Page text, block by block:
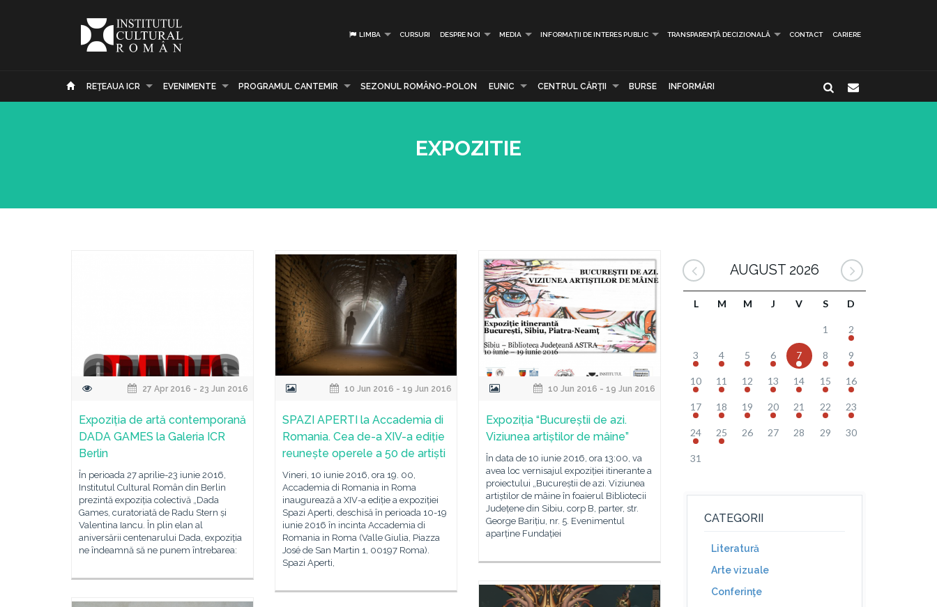
LIMBA CURSURI DESPRE NOI MEDIA INFORMAȚII DE INTERES PUBLIC TRANSPARENȚĂ DECIZIONALĂ CONTACT CARIERE
REŢEAUA ICR EVENIMENTE PROGRAMUL CANTEMIR SEZONUL ROMÂNO-POLON EUNIC CENTRUL CĂRŢII BURSE INFORMĂRI
EXPOZITIE
27 Apr 2016 - 23 Jun 2016
Expoziția de artă contemporană
DADA GAMES la Galeria ICR
Berlin
În perioada 27 aprilie-23 iunie 2016,
Institutul Cultural Român din Berlin
prezintă expoziția colectivă „Dada
Games, curatoriată de Radu Stern și
Valentina Iancu. În plin elan al
aniversării centenarului Dada, expoziția
ne îndeamnă să ne punem întrebarea:
10 Jun 2016 - 19 Jun 2016
SPAZI APERTI la Accademia di
Romania. Cea de-a XIV-a ediție
reunește operele a 50 de artiști
Vineri, 10 iunie 2016, ora 19. 00,
Accademia di Romania in Roma
inaugurează a XIV-a ediție a expoziției
Spazi Aperti, deschisă în perioada 10-19
iunie 2016 în incinta Accademia di
Romania in Roma (Valle Giulia, Piazza
José de San Martin 1, 00197 Roma).
Spazi Aperti,
10 Jun 2016 - 19 Jun 2016
Expoziția “Bucureștii de azi.
Viziunea artiștilor de mâine”
În data de 10 iunie 2016, ora 13:00, va
avea loc vernisajul expoziției itinerante a
proiectului „Bucureștii de azi. Viziunea
artiștilor de mâine în foaierul Bibliotecii
Județene din Sibiu, corp B, parter, str.
George Barițiu, nr. 5. Evenimentul
aparține Fundației
AUGUST 2026
L M M J V S D
1 2
3 4 5 6 7 8 9
10 11 12 13 14 15 16
17 18 19 20 21 22 23
24 25 26 27 28 29 30
31
CATEGORII
Literatură
Arte vizuale
Conferinţe